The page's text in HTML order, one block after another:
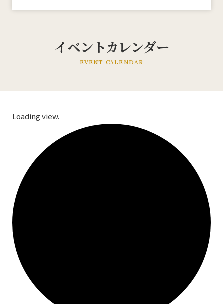
オンライン診療
クリニックブログ
インフォメーション
お知らせ
オフィシャルSNS
Facebook
イベントカレンダー
EVENT CALENDAR
Loading view.